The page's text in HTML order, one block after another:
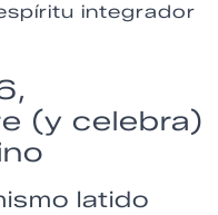
integrador
(y celebra)
latido